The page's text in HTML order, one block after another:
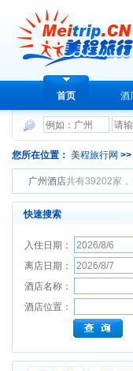
首页 酒
您所在位置： 美程旅行网 >>
广州酒店共有39202家
快速搜索
入住日期：
离店日期：
酒店名称：
酒店位置：